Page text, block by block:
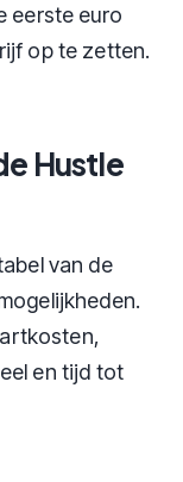
eerste euro
op te zetten.
Hustle
van de
en tijd tot